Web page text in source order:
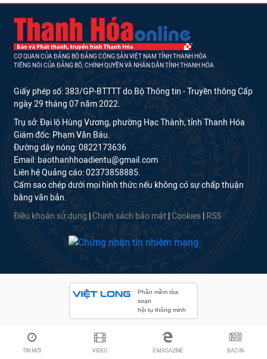
CƠ QUAN CỦA ĐẢNG BỘ ĐẢNG CỘNG SẢN VIỆT NAM TỈNH THANH HÓA
TIẾNG NÓI CỦA ĐẢNG BỘ, CHÍNH QUYỀN VÀ NHÂN DÂN TỈNH THANH HÓA
Giấy phép số: 383/GP-BTTTT do Bộ Thông tin - Truyền thông Cấp
ngày 29 tháng 07 năm 2022.
Trụ sở: Đại lộ Hùng Vương, phường Hạc Thành, tỉnh Thanh Hóa
Giám đốc: Phạm Văn Báu.
Đường dây nóng: 0822173636
Email: baothanhhoadientu@gmail.com
Liên hệ Quảng cáo: 02373858885.
Cấm sao chép dưới mọi hình thức nếu không có sự chấp thuận
bằng văn bản.
Điều khoản sử dụng Chính sách bảo mật Cookies RSS
Phần mềm tòa
soạn
hội tụ thông minh
TIN MỚI VIDEO E-MAGAZINE BÁO IN